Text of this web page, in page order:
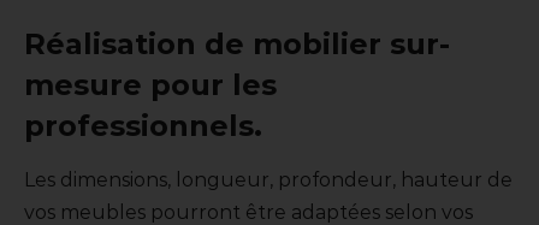
Réalisation de mobilier sur-
mesure pour les
professionnels.
Les dimensions, longueur, profondeur, hauteur de
vos meubles pourront être adaptées selon vos